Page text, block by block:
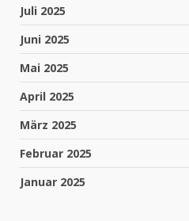
Juli 2025
Juni 2025
Mai 2025
April 2025
März 2025
Februar 2025
Januar 2025